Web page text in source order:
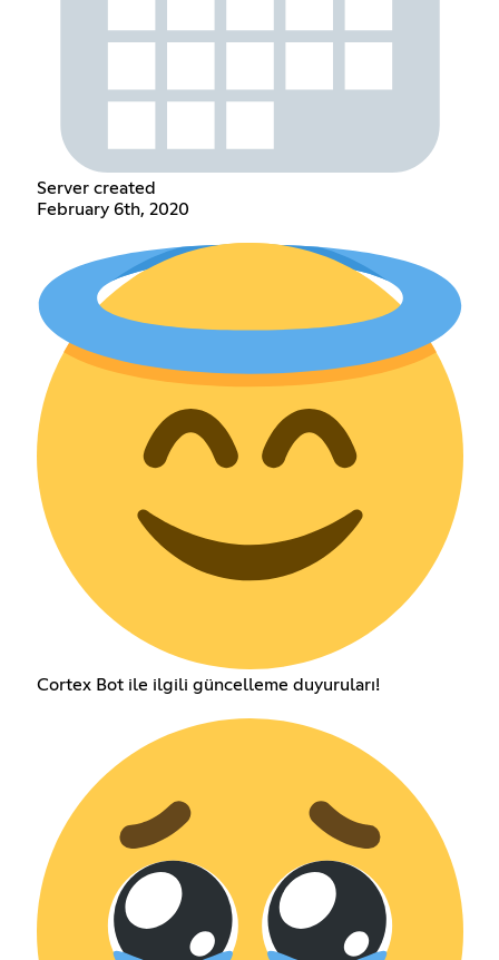
Server created
February 6th, 2020
Cortex Bot ile ilgili güncelleme duyuruları!